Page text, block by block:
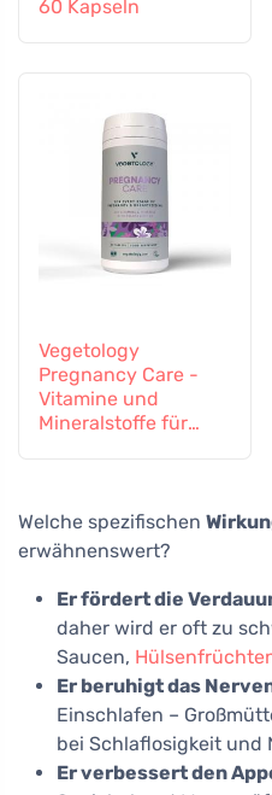
60 Kapseln
Vegetology
Pregnancy Care -
Vitamine und
Mineralstoffe für
Welche spezifischen
erwähnenswert?
Er fördert die
daher wird er oft zu
Saucen,
Er beruhigt das
Einschlafen –
bei Schlaflosigkeit und
Er verbessert den